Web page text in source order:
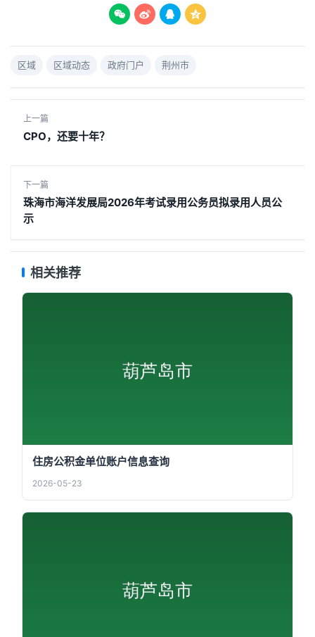
   
区域 区域动态 政府门户 荆州市
上一篇
CPO，还要十年？
下一篇
珠海市海洋发展局2026年考试录用公务员拟录用人员公
示
相关推荐
住房公积金单位账户信息查询
2026-05-23